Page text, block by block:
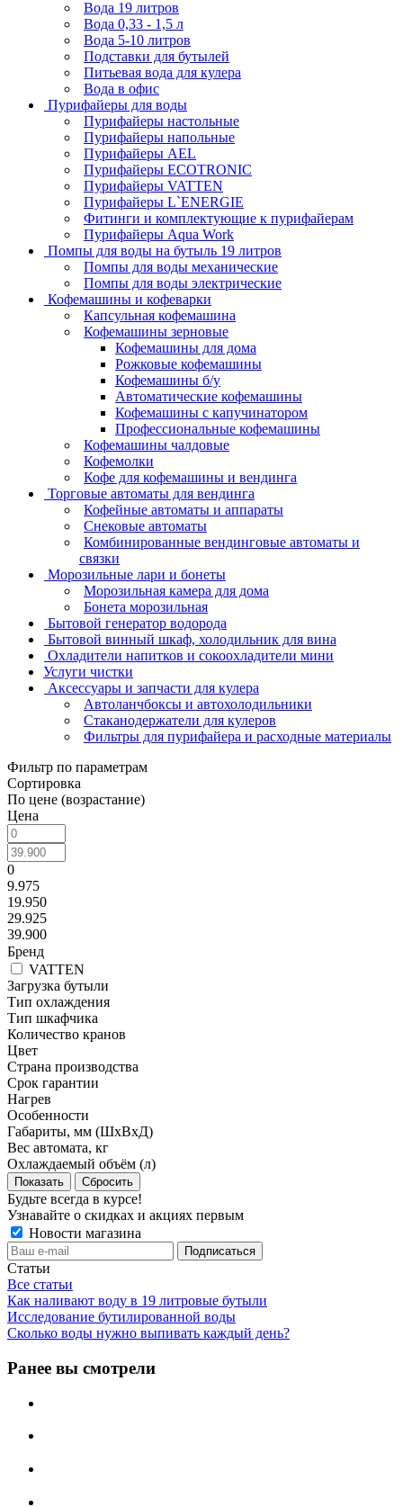
Вода 19 литров
Вода 0,33 - 1,5 л
Вода 5-10 литров
Подставки для бутылей
Питьевая вода для кулера
Вода в офис
Пурифайеры для воды
Пурифайеры настольные
Пурифайеры напольные
Пурифайеры AEL
Пурифайеры ECOTRONIC
Пурифайеры VATTEN
Пурифайеры L`ENERGIE
Фитинги и комплектующие к пурифайерам
Пурифайеры Aqua Work
Помпы для воды на бутыль 19 литров
Помпы для воды механические
Помпы для воды электрические
Кофемашины и кофеварки
Капсульная кофемашина
Кофемашины зерновые
Кофемашины для дома
Рожковые кофемашины
Кофемашины б/у
Автоматические кофемашины
Кофемашины с капучинатором
Профессиональные кофемашины
Кофемашины чалдовые
Кофемолки
Кофе для кофемашины и вендинга
Торговые автоматы для вендинга
Кофейные автоматы и аппараты
Снековые автоматы
Комбинированные вендинговые автоматы и
связки
Морозильные лари и бонеты
Морозильная камера для дома
Бонета морозильная
Бытовой генератор водорода
Бытовой винный шкаф, холодильник для вина
Охладители напитков и сокоохладители мини
Услуги чистки
Аксессуары и запчасти для кулера
Автоланчбоксы и автохолодильники
Стаканодержатели для кулеров
Фильтры для пурифайера и расходные материалы
Фильтр по параметрам
Сортировка
По цене (возрастание)
Цена
0
9.975
19.950
29.925
39.900
Бренд
VATTEN
Загрузка бутыли
Тип охлаждения
Тип шкафчика
Количество кранов
Цвет
Страна производства
Срок гарантии
Нагрев
Особенности
Габариты, мм (ШхВхД)
Вес автомата, кг
Охлаждаемый объём (л)
Сбросить
Будьте всегда в курсе!
Узнавайте о скидках и акциях первым
Новости магазина
Статьи
Все статьи
Как наливают воду в 19 литровые бутыли
Исследование бутилированной воды
Сколько воды нужно выпивать каждый день?
Ранее вы смотрели